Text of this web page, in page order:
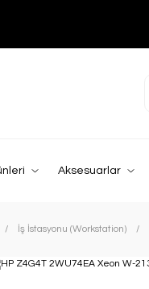
Aksesuarlar
İş İstasyonu (Workstation)